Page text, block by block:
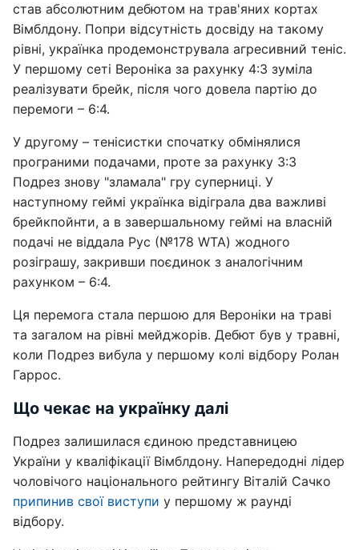
став абсолютним дебютом на трав'яних кортах
Вімблдону. Попри відсутність досвіду на такому
рівні, українка продемонструвала агресивний теніс.
У першому сеті Вероніка за рахунку 4:3 зуміла
реалізувати брейк, після чого довела партію до
перемоги – 6:4.
У другому – тенісистки спочатку обмінялися
програними подачами, проте за рахунку 3:3
Подрез знову "зламала" гру суперниці. У
наступному геймі українка відіграла два важливі
брейкпойнти, а в завершальному геймі на власній
подачі не віддала Рус (№178 WTA) жодного
розіграшу, закривши поєдинок з аналогічним
рахунком – 6:4.
Ця перемога стала першою для Вероніки на траві
та загалом на рівні мейджорів. Дебют був у травні,
коли Подрез вибула у першому колі відбору Ролан
Гаррос.
Що чекає на українку далі
Подрез залишилася єдиною представницею
України у кваліфікації Вімблдону. Напередодні лідер
чоловічого національного рейтингу Віталій Сачко
припинив свої виступи у першому ж раунді
відбору.